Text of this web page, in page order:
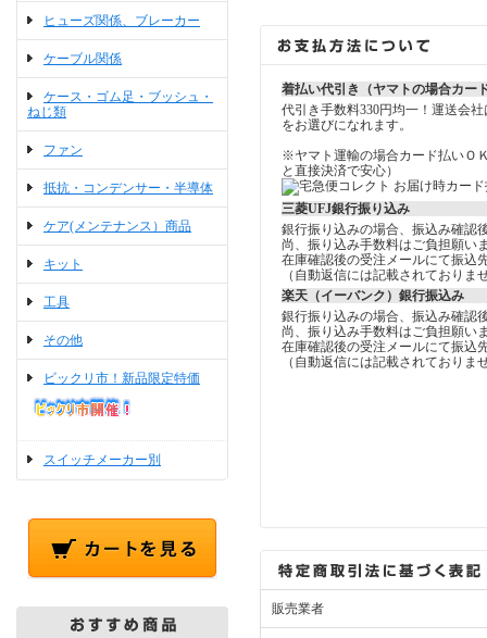
ヒューズ関係、ブレーカー
ケーブル関係
ケース・ゴム足・ブッシュ・
ねじ類
ファン
抵抗・コンデンサー・半導体
ケア(メンテナンス）商品
キット
工具
その他
ビックリ市！新品限定特価
スイッチメーカー別
着払い代引き（ヤマトの場合カー
代引き手数料330円均一！運送会
をお選びになれます。
※ヤマト運輸の場合カード払いＯ
と直接決済で安心）
三菱UFJ銀行振り込み
銀行振り込みの場合、振込み確認
尚、振り込み手数料はご負担願い
在庫確認後の受注メールにて振込
（自動返信には記載されておりま
楽天（イーバンク）銀行振込み
銀行振り込みの場合、振込み確認
尚、振り込み手数料はご負担願い
在庫確認後の受注メールにて振込
（自動返信には記載されておりま
販売業者